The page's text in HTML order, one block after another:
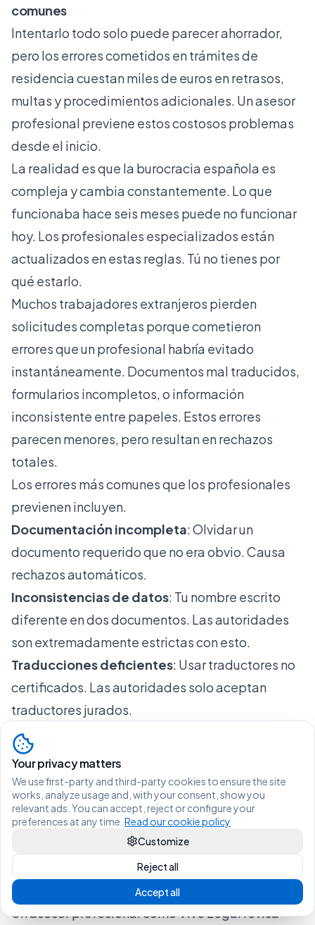
comunes
Intentarlo todo solo puede parecer ahorrador,
pero los errores cometidos en trámites de
residencia cuestan miles de euros en retrasos,
multas y procedimientos adicionales. Un asesor
profesional previene estos costosos problemas
desde el inicio.
La realidad es que la burocracia española es
compleja y cambia constantemente. Lo que
funcionaba hace seis meses puede no funcionar
hoy. Los profesionales especializados están
actualizados en estas reglas. Tú no tienes por
qué estarlo.
Muchos trabajadores extranjeros pierden
solicitudes completas porque cometieron
errores que un profesional habría evitado
instantáneamente. Documentos mal traducidos,
formularios incompletos, o información
inconsistente entre papeles. Estos errores
parecen menores, pero resultan en rechazos
totales.
Los errores más comunes que los profesionales
previenen incluyen.
Documentación incompleta: Olvidar un
documento requerido que no era obvio. Causa
rechazos automáticos.
Inconsistencias de datos: Tu nombre escrito
diferente en dos documentos. Las autoridades
son extremadamente estrictas con esto.
Traducciones deficientes: Usar traductores no
certificados. Las autoridades solo aceptan
traductores jurados.
Plazos perdidos
anticipación. Las esperas pueden ser de 6 a 12
meses.
Permisos equivocados: Solicitar el permiso
incorrecto para tu situación específica.
Cambios de circunstancias no reportados
Cambiar de empleador sin notificar a las
autoridades.
Un asesor profesional como Vive Legal revisa
Your privacy matters
We use first-party and third-party cookies to ensure the site
works, analyze usage and, with your consent, show you
relevant ads. You can accept, reject or configure your
preferences at any time. Read our cookie policy
Customize
Reject all
Accept all